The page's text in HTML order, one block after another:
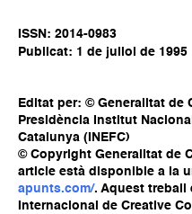
ISSN: 2014-0983
Publicat: 1 de juliol de 1995
Editat per: © Generalitat de
Presidència Institut
Catalunya (INEFC)
© Copyright Generalitat de
article està disponible a la
apunts.com/. Aquest treball
Internacional de Creative